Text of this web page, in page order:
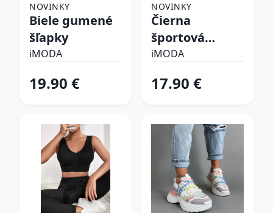
NOVINKY
Biele gumené
šľapky
iMODA
19.90 €
NOVINKY
Čierna
športová
podprsenka
iMODA
17.90 €